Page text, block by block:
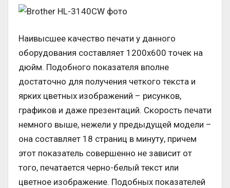
Наивысшее качество печати у данного
оборудования составляет 1200х600 точек на
дюйм. Подобного показателя вполне
достаточно для получения четкого текста и
ярких цветных изображений – рисунков,
графиков и даже презентаций. Скорость печати
немного выше, нежели у предыдущей модели –
она составляет 18 страниц в минуту, причем
этот показатель совершенно не зависит от
того, печатается черно-белый текст или
цветное изображение. Подобных показателей